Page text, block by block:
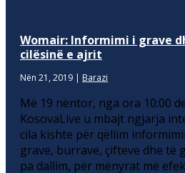
Womair: Informimi i grave
cilësinë e ajrit
Nën 21, 2019 | Barazi
Më 19 nëntor, nga ora 10:00
KosovaLive u mbajt ngjarja
cila kishte për qëllim
grave, burrave, çifteve dhe të
pa dallim, për mënyrat më